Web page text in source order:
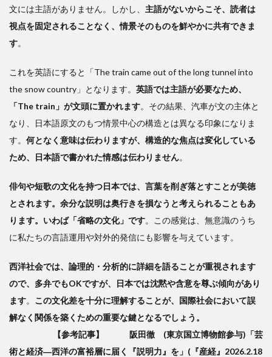
文には主語がありません。しかし、 主語がないからこそ、読者は
視点を固定されることなく、情景そのものを鮮やかに共有できま
す。
これを英語にすると「The train came out of the long tunnel into
the snow country」となります。 英語では主語が必要なため、
「The train」が文頭に置かれます。その結果、汽車が文の主体と
なり、日本語原文のもつ情景中心の構造とは異なる印象になりま
す。 何となく意味は伝わりますが、構造的な焦点は変化している
ため、日本語で書かれた情感は伝わりません。
俳句や短歌の文化を持つ日本では、言葉を削ぎ落とすことが美徳
とされます。余分な説明は奥行きを損なうと考えられることもあ
ります。いわば「省略の文化」です。この感覚は、無意識のうち
に私たちの言語運用や対外的発信にも影響を与えています。
西洋社会では、論理的・分析的に詳細を語ることが重視されます
ので、多弁でもOKですが、日本では沈黙や含意を尊ぶ傾向があり
ます。 この文化差を十分に理解することが、国際社会において誤
解なく関係を築くための重要な鍵となるでしょう。
【参考記事】 阪田徹 (東京国立博物館参与)「芸
術と経済―西洋の富裕層に届く『説明力』を」(『産経』2026.2.18